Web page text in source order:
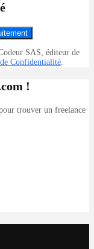
SAS, éditeur de
Confidentialité.
!
trouver un freelance